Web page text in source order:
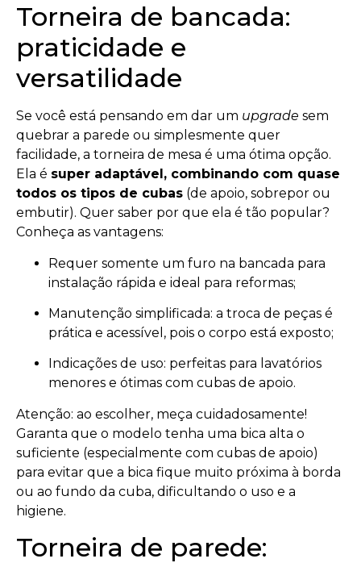
Torneira de bancada:
praticidade e
versatilidade
Se você está pensando em dar um upgrade sem
quebrar a parede ou simplesmente quer
facilidade, a torneira de mesa é uma ótima opção.
Ela é super adaptável, combinando com quase
todos os tipos de cubas (de apoio, sobrepor ou
embutir). Quer saber por que ela é tão popular?
Conheça as vantagens:
Requer somente um furo na bancada para
instalação rápida e ideal para reformas;
Manutenção simplificada: a troca de peças é
prática e acessível, pois o corpo está exposto;
Indicações de uso: perfeitas para lavatórios
menores e ótimas com cubas de apoio.
Atenção: ao escolher, meça cuidadosamente!
Garanta que o modelo tenha uma bica alta o
suficiente (especialmente com cubas de apoio)
para evitar que a bica fique muito próxima à borda
ou ao fundo da cuba, dificultando o uso e a
higiene.
Torneira de parede: